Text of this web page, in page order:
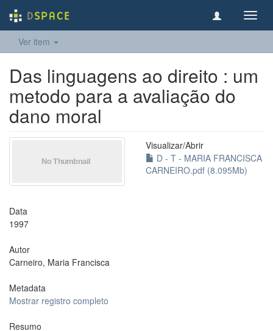
Ver item
Das linguagens ao direito : um
metodo para a avaliação do
dano moral
Visualizar/Abrir
D - T - MARIA FRANCISCA
CARNEIRO.pdf (8.095Mb)
Data
1997
Autor
Carneiro, Maria Francisca
Metadata
Mostrar registro completo
Resumo